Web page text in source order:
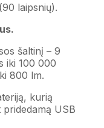
laipsnių).
šaltinį – 9
iki 100 000
800 lm.
kurią
USB